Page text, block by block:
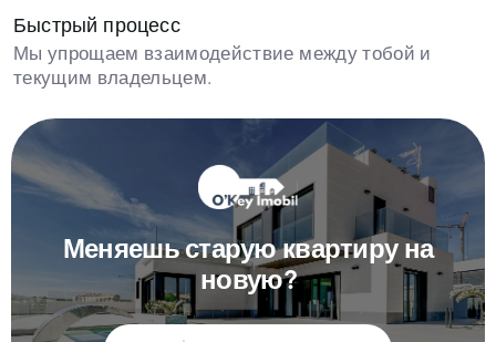
Быстрый процесс
Мы упрощаем взаимодействие между тобой и
текущим владельцем.
Меняешь старую квартиру на
новую?